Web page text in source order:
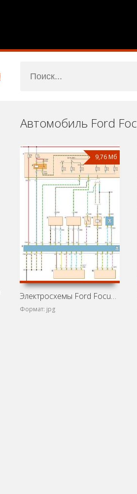
9,76 Мб
Электросхемы Ford Focus C307 (Ford Focus 2)
Формат: jpg